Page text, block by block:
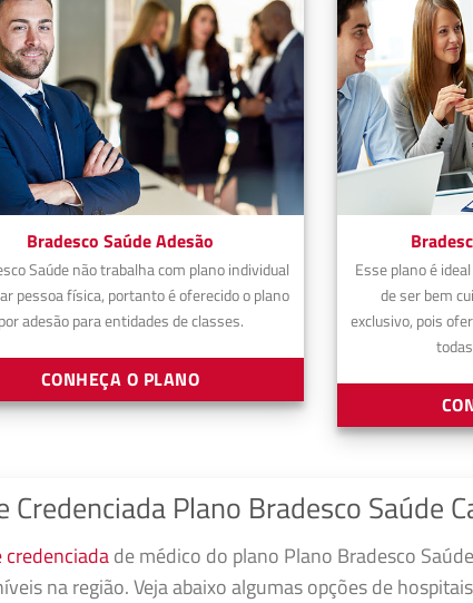
Bradesco Saúde Adesão
Saúde não trabalha com plano individual
pessoa física, portanto é oferecido o plano
por adesão para entidades de classes.
CONHEÇA O PLANO
Esse plano é
de ser bem
exclusivo, pois
Credenciada Plano Bradesco Saúde
credenciadade médico do plano Plano Bradesco
na região. Veja abaixo algumas opções de